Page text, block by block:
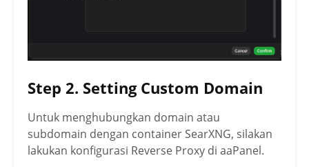
Step 2. Setting Custom Domain
Untuk menghubungkan domain atau
subdomain dengan container SearXNG, silakan
lakukan konfigurasi Reverse Proxy di aaPanel.